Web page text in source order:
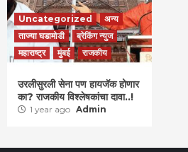
Uncategorized
अन्य
ताज्या घडामोडी
ब्रेकिंग न्युज
महाराष्ट्र
मुंबई राजकीय
उरलीसुरली सेना पण हायजॅक होणार
का? राजकीय विश्लेषकांचा दावा..!
1 year ago Admin